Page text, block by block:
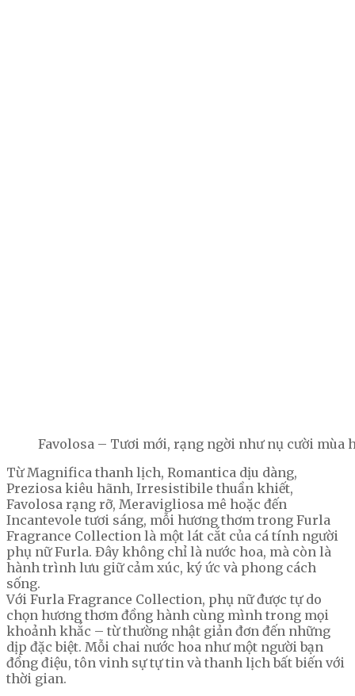
Favolosa – Tươi mới, rạng ngời như nụ cười mùa
Từ Magnifica thanh lịch, Romantica dịu dàng,
Preziosa kiêu hãnh, Irresistibile thuần khiết,
Favolosa rạng rỡ, Meravigliosa mê hoặc đến
Incantevole tươi sáng, mỗi hương thơm trong Furla
Fragrance Collection là một lát cắt của cá tính người
phụ nữ Furla. Đây không chỉ là nước hoa, mà còn là
hành trình lưu giữ cảm xúc, ký ức và phong cách
sống.
Với Furla Fragrance Collection, phụ nữ được tự do
chọn hương thơm đồng hành cùng mình trong mọi
khoảnh khắc – từ thường nhật giản đơn đến những
dịp đặc biệt. Mỗi chai nước hoa như một người bạn
đồng điệu, tôn vinh sự tự tin và thanh lịch bất biến với
thời gian.